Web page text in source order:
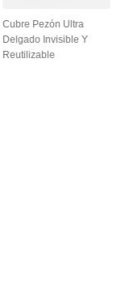
Cubre Pezón Ultra
Delgado Invisible Y
Reutilizable